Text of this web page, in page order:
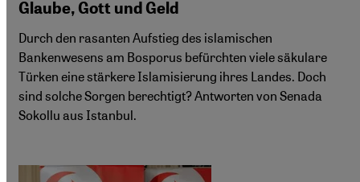
Glaube, Gott und Geld
Durch den rasanten Aufstieg des islamischen
Bankenwesens am Bosporus befürchten viele säkulare
Türken eine stärkere Islamisierung ihres Landes. Doch
sind solche Sorgen berechtigt? Antworten von Senada
Sokollu aus Istanbul.